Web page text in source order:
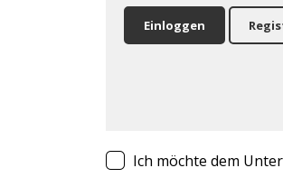
Einloggen
Ich möchte dem